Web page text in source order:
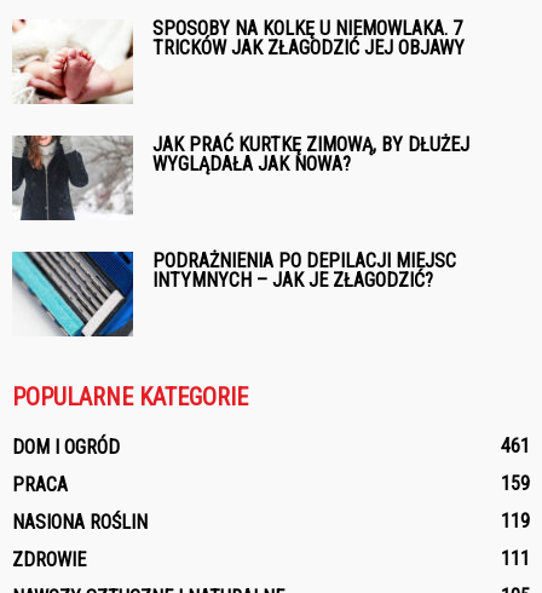
SPOSOBY NA KOLKĘ U NIEMOWLAKA. 7
TRICKÓW JAK ZŁAGODZIĆ JEJ OBJAWY
JAK PRAĆ KURTKĘ ZIMOWĄ, BY DŁUŻEJ
WYGLĄDAŁA JAK NOWA?
PODRAŻNIENIA PO DEPILACJI MIEJSC
INTYMNYCH – JAK JE ZŁAGODZIĆ?
POPULARNE KATEGORIE
DOM I OGRÓD
461
PRACA
159
NASIONA ROŚLIN
119
ZDROWIE
111